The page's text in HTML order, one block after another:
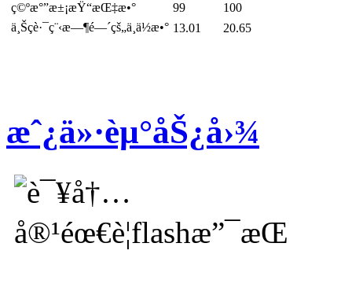
ç©ºæ°”æ±¡æŸ“æŒ‡æ•°
99
100
ä¸Šç­è·¯ç¨‹æ—¶é—´çš„ä¸­ä½æ•° 13.01 20.65
æˆ¿ä»·èµ°åŠ¿å›¾